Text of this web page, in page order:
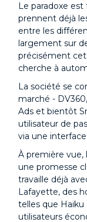
Le paradoxe
prennent déjà
entre les
largement sur
précisément
cherche à
La société se
marché -
Ads et bientôt
utilisateur de
via une
À première
une promesse
travaille déjà
Lafayette, des
telles que
utilisateurs